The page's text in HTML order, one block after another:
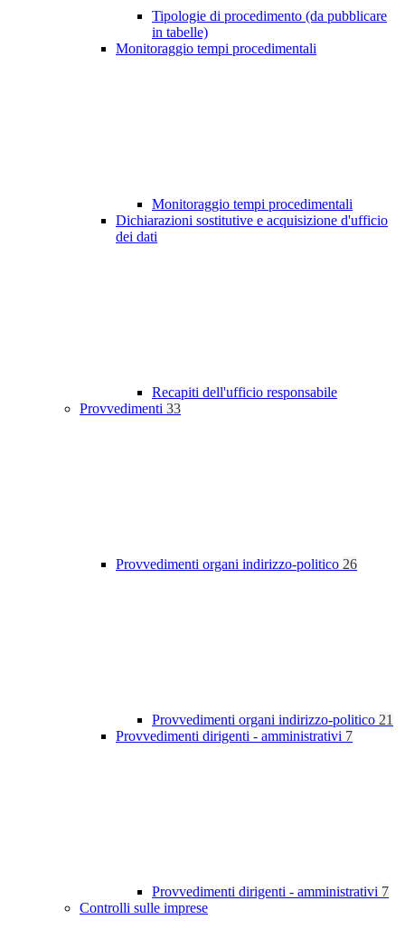
Tipologie di procedimento (da pubblicare
in tabelle)
Monitoraggio tempi procedimentali
Monitoraggio tempi procedimentali
Dichiarazioni sostitutive e acquisizione d'ufficio
dei dati
Recapiti dell'ufficio responsabile
Provvedimenti 33
Provvedimenti organi indirizzo-politico 26
Provvedimenti organi indirizzo-politico 21
Provvedimenti dirigenti - amministrativi 7
Provvedimenti dirigenti - amministrativi 7
Controlli sulle imprese